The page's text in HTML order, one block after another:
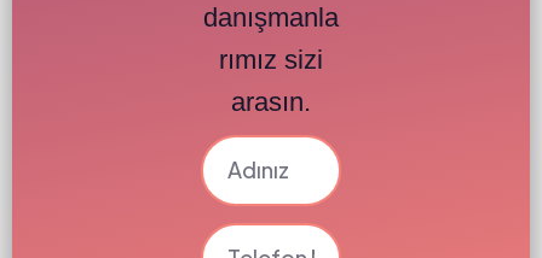
danışmanla
rımız sizi
arasın.